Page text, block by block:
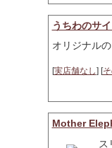
うちわのサ
オリジナル
[実店舗なし] [
Mother
ス